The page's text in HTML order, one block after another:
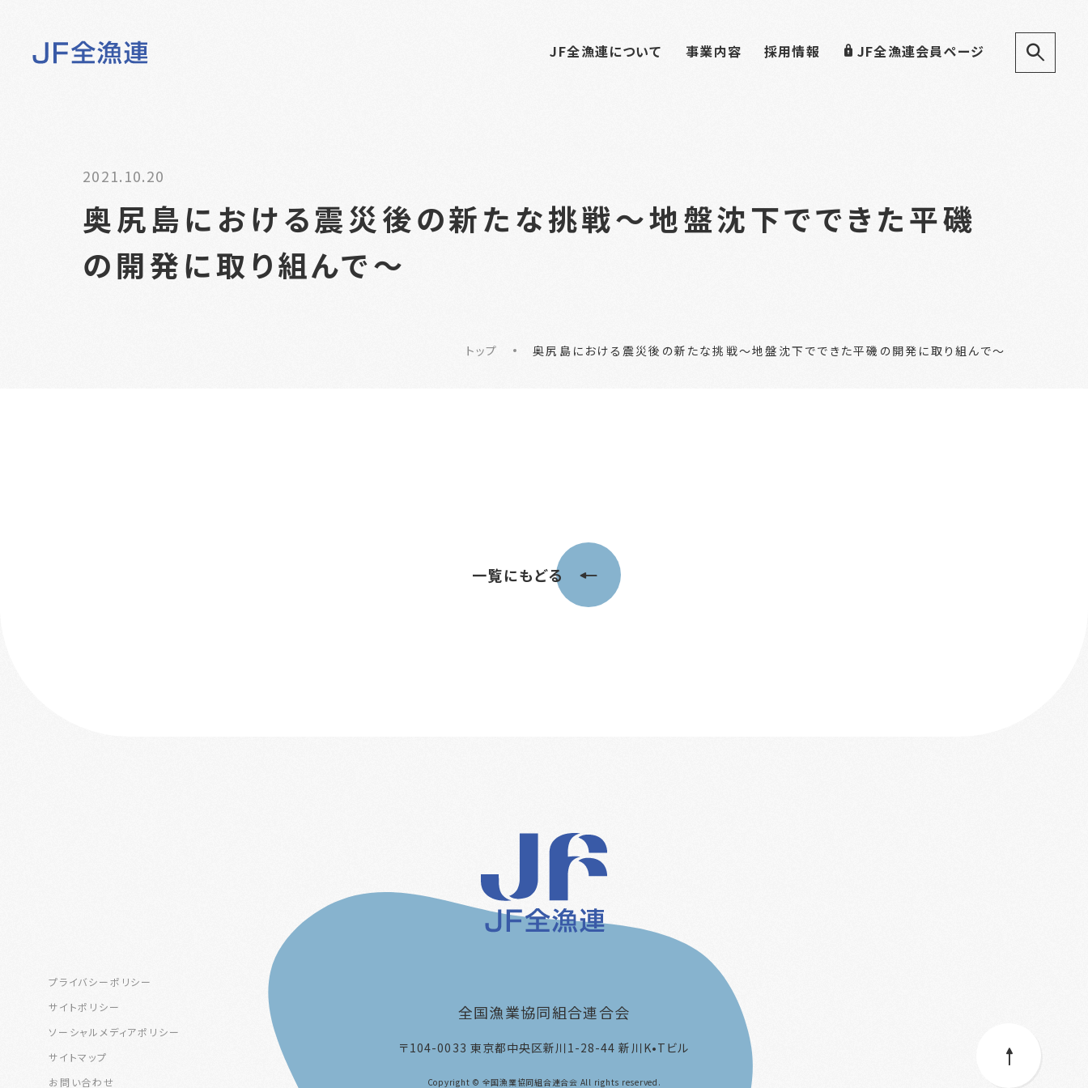
JF全漁連について 事業内容 採用情報 JF全漁連会員ページ
2021.10.20
奥尻島における震災後の新たな挑戦～地盤沈下でできた平磯
の開発に取り組んで～
トップ 奥尻島における震災後の新たな挑戦～地盤沈下でできた平磯の開発に取り組んで～
一覧にもどる
プライバシーポリシー
サイトポリシー
ソーシャルメディアポリシー
サイトマップ
お問い合わせ
全国漁業協同組合連合会
〒104-0033 東京都中央区新川1-28-44 新川K•Tビル
Copyright © 全国漁業協同組合連合会 All rights reserved.